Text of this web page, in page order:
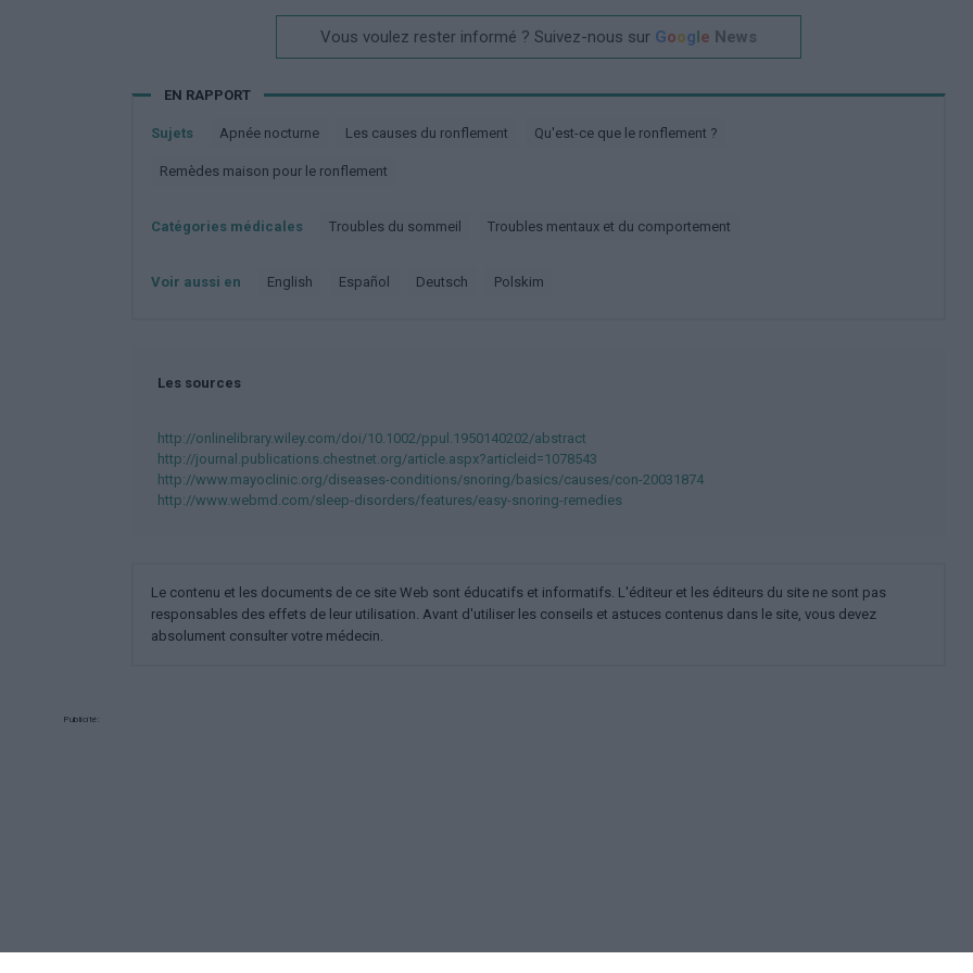
Vous voulez rester informé ? Suivez-nous sur Google News
EN RAPPORT
Sujets Apnée nocturne Les causes du ronflement Qu'est-ce que le ronflement ?
Remèdes maison pour le ronflement
Catégories médicales Troubles du sommeil Troubles mentaux et du comportement
Voir aussi en english español deutsch polskim
Les sources
http://onlinelibrary.wiley.com/doi/10.1002/ppul.1950140202/abstract
http://journal.publications.chestnet.org/article.aspx?articleid=1078543
http://www.mayoclinic.org/diseases-conditions/snoring/basics/causes/con-20031874
http://www.webmd.com/sleep-disorders/features/easy-snoring-remedies
Le contenu et les documents de ce site Web sont éducatifs et informatifs. L'éditeur et les éditeurs du site ne sont pas
responsables des effets de leur utilisation. Avant d'utiliser les conseils et astuces contenus dans le site, vous devez
absolument consulter votre médecin.
Publicité: